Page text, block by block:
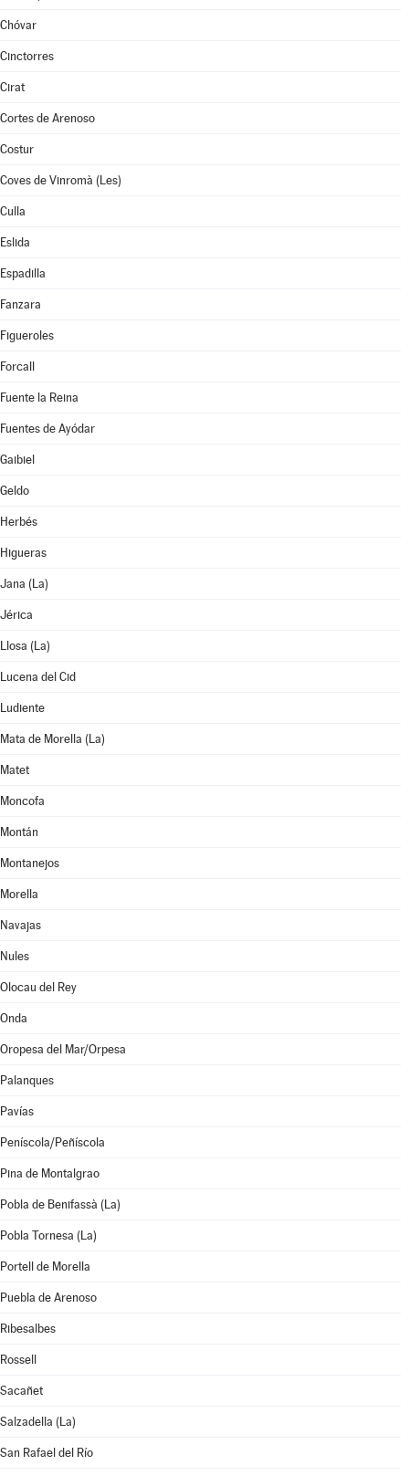
Chóvar
Cinctorres
Cirat
Cortes de Arenoso
Costur
Coves de Vinromà (Les)
Culla
Eslida
Espadilla
Fanzara
Figueroles
Forcall
Fuente la Reina
Fuentes de Ayódar
Gaibiel
Geldo
Herbés
Higueras
Jana (La)
Jérica
Llosa (La)
Lucena del Cid
Ludiente
Mata de Morella (La)
Matet
Moncofa
Montán
Montanejos
Morella
Navajas
Nules
Olocau del Rey
Onda
Oropesa del Mar/Orpesa
Palanques
Pavías
Peníscola/Peñíscola
Pina de Montalgrao
Pobla de Benifassà (La)
Pobla Tornesa (La)
Portell de Morella
Puebla de Arenoso
Ribesalbes
Rossell
Sacañet
Salzadella (La)
San Rafael del Río